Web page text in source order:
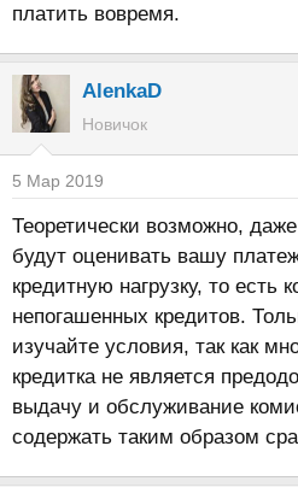
платить вовремя.
AlenkaD
Новичок
5 Мар 2019
Теоретически возможно,
будут оценивать вашу
кредитную нагрузку, то есть
непогашенных кредитов.
изучайте условия, так как
кредитка не является
выдачу и обслуживание
содержать таким образом